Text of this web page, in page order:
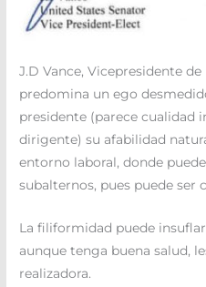
J.D Vance, Vicepresidente
predomina un ego
presidente (parece cualidad
dirigente) su afabilidad
entorno laboral, donde
subalternos, pues puede ser
La filiformidad puede
aunque tenga buena salud,
realizadora.